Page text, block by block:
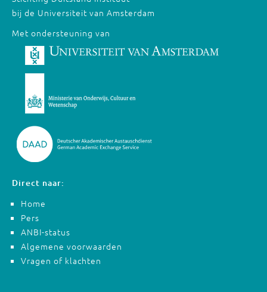
bij de Universiteit van Amsterdam
Met ondersteuning van
Direct naar:
Home
Pers
ANBI-status
Algemene voorwaarden
Vragen of klachten